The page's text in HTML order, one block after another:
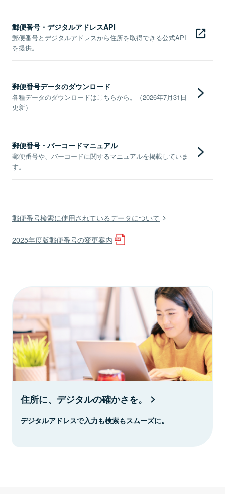
郵便番号・デジタルアドレスAPI
郵便番号とデジタルアドレスから住所を取得できる公式API
を提供。
郵便番号データのダウンロード
各種データのダウンロードはこちらから。（2026年7月31日
更新）
郵便番号・バーコードマニュアル
郵便番号や、バーコードに関するマニュアルを掲載していま
す。
郵便番号検索に使用されているデータについて
2025年度版郵便番号の変更案内
住所に、デジタルの確かさを。
デジタルアドレスで入力も検索もスムーズに。